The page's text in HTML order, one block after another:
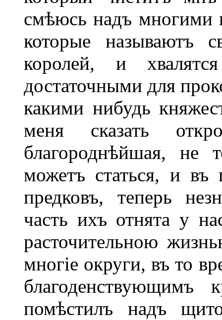
смѣюсь надъ многими
которые называютъ
королей, и
достаточными для
какими нибудь
меня сказать
благороднѣйшая, не
можетъ статься, и въ
предковъ, теперь
часть ихъ отнята у
расточительною
многіе округи, въ то
помѣстилъ надъ